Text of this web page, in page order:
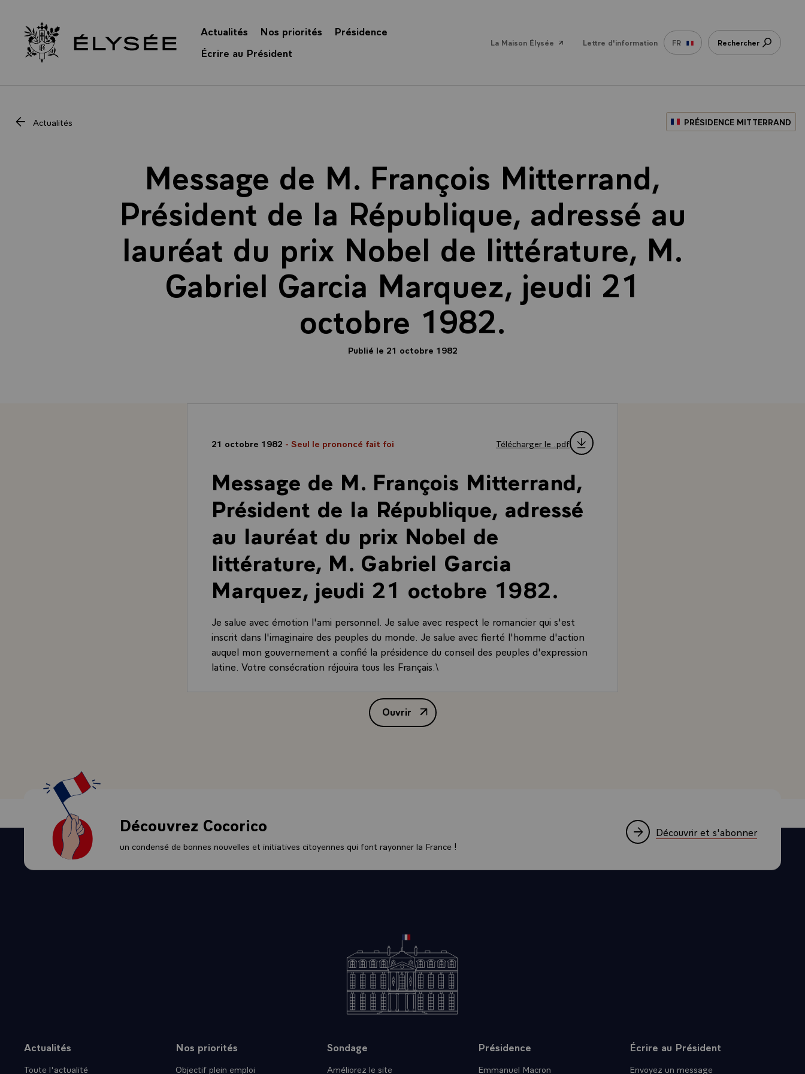
Retour à l’accueil Élysée
Actualités Nos priorités
Présidence
Écrire au Président
La Maison Élysée Lettre d'information FR Rechercher
Actualités PRÉSIDENCE MITTERRAND
Message de M. François Mitterrand,
Président de la République, adressé au
lauréat du prix Nobel de littérature, M.
Gabriel Garcia Marquez, jeudi 21
octobre 1982.
Publié le 21 octobre 1982
21 octobre 1982 - Seul le prononcé fait foi Télécharger le .pdf
Message de M. François Mitterrand,
Président de la République, adressé
au lauréat du prix Nobel de
littérature, M. Gabriel Garcia
Marquez, jeudi 21 octobre 1982.
Je salue avec émotion l'ami personnel. Je salue avec respect le romancier qui s'est
inscrit dans l'imaginaire des peuples du monde. Je salue avec fierté l'homme d'action
auquel mon gouvernement a confié la présidence du conseil des peuples d'expression
latine. Votre consécration réjouira tous les Français.\
Ouvrir
Message de M. François Mitterrand, Président de la République, adressé au lauréat
Découvrez Cocorico
un condensé de bonnes nouvelles et initiatives citoyennes qui font rayonner la France !
Découvrir et s'abonner
Plan du site
Actualités
Toute l'actualité
Nos priorités
Objectif plein emploi
Sondage
Améliorez le site
Présidence
Emmanuel Macron
Écrire au Président
Envoyez un message